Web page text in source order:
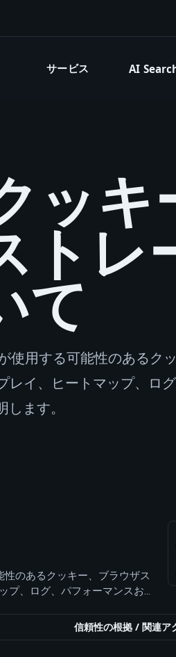
サービス AI
ッキ
トレ
て
使用する可能性のあるク
イ、ヒートマップ、ロ
ます。
のあるクッキー、ブラウザス
プ、ログ、パフォーマンスお
は、デプロイメントフラ
Cloud EU を同意ベー
信頼性の根拠 /関連ア